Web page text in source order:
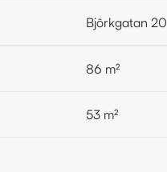
Björkgatan 20
86 m²
53 m²